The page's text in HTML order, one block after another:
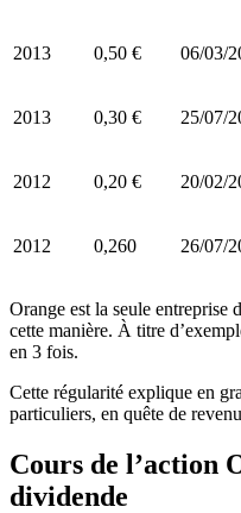
2013 0,50 € 06/03/
2013 0,30 € 25/07/
2012 0,20 € 20/02/
2012 0,260 26/07/
Orange est la seule
cette manière. À titre
en 3 fois.
Cette régularité explique en
particuliers, en quête de
Cours de l’action
dividende